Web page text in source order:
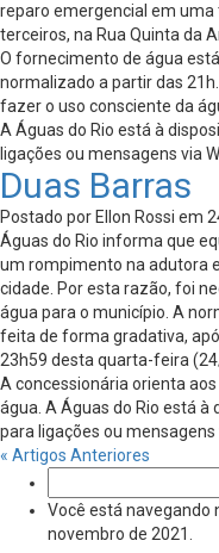
reparo emergencial em
terceiros, na Rua Quinta da
O fornecimento de água
normalizado a partir das
fazer o uso consciente da
A Águas do Rio está à
ligações ou mensagens via
Duas Barras
Postado por Ellon Rossi em
Águas do Rio informa que
um rompimento na adutora
cidade. Por esta razão, foi
água para o município. A
feita de forma gradativa,
23h59 desta quarta-feira
A concessionária orienta
água. A Águas do Rio está à
para ligações ou mensagens
« Artigos Anteriores
por:
Você está navegando
novembro de 2021.